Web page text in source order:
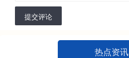
提交评论
热点资讯